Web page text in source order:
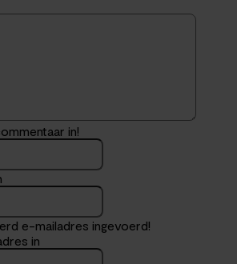
in!
Naam:*
Email:*
e-mailadres ingevoerd!
in
Website: